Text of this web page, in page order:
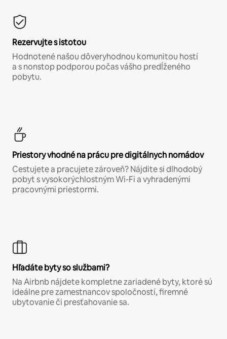
Rezervujte s istotou
Hodnotené našou dôveryhodnou komunitou hostí
a s nonstop podporou počas vášho predĺženého
pobytu.
Priestory vhodné na prácu pre digitálnych nomádov
Cestujete a pracujete zároveň? Nájdite si dlhodobý
pobyt s vysokorýchlostným Wi-Fi a vyhradenými
pracovnými priestormi.
Hľadáte byty so službami?
Na Airbnb nájdete kompletne zariadené byty, ktoré sú
ideálne pre zamestnancov spoločností, firemné
ubytovanie či presťahovanie sa.